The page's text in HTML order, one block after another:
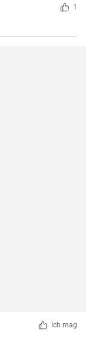
1
Ich mag